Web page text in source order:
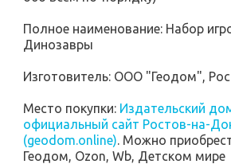
Полное наименование: Набор
Динозавры
Изготовитель: ООО "Геодом",
Место покупки: Издательский
официальный сайт Ростов-на-
(geodom.online) . Можно
Геодом, Ozon, Wb, Детском мире